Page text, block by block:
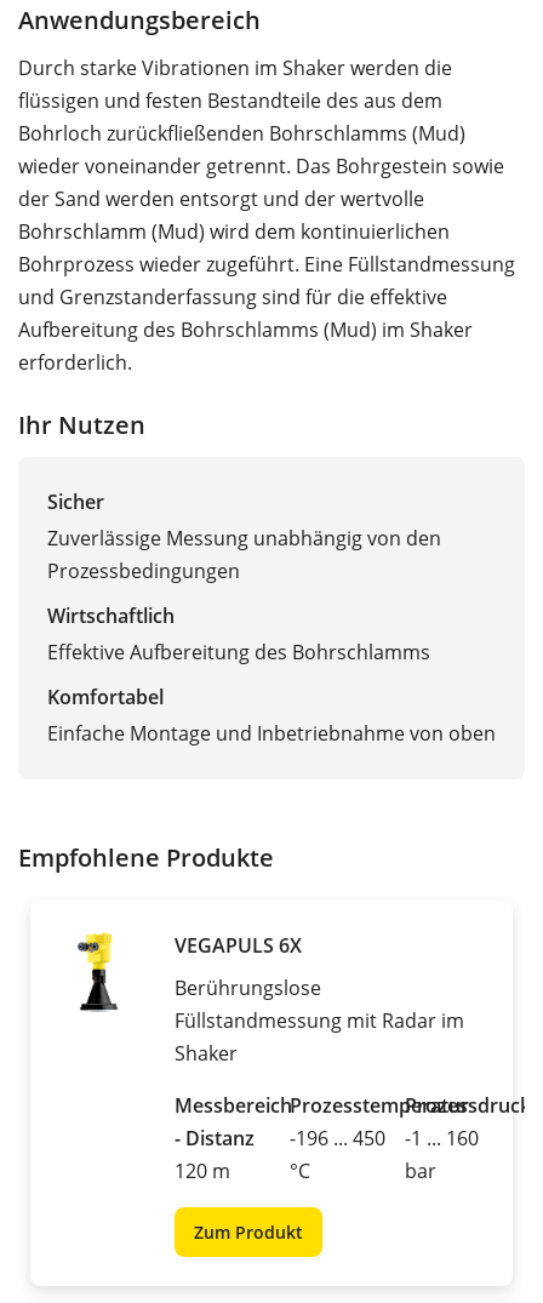
Anwendungsbereich
Durch starke Vibrationen im Shaker werden die
flüssigen und festen Bestandteile des aus dem
Bohrloch zurückfließenden Bohrschlamms (Mud)
wieder voneinander getrennt. Das Bohrgestein sowie
der Sand werden entsorgt und der wertvolle
Bohrschlamm (Mud) wird dem kontinuierlichen
Bohrprozess wieder zugeführt. Eine Füllstandmessung
und Grenzstanderfassung sind für die effektive
Aufbereitung des Bohrschlamms (Mud) im Shaker
erforderlich.
Ihr Nutzen
Sicher
Zuverlässige Messung unabhängig von den
Prozessbedingungen
Wirtschaftlich
Effektive Aufbereitung des Bohrschlamms
Komfortabel
Einfache Montage und Inbetriebnahme von oben
Empfohlene Produkte
VEGAPULS 6X
Berührungslose
Füllstandmessung mit Radar im
Shaker
Messbereich
- Distanz
120 m
Prozesstemperatur
-196 ... 450
°C
Prozessdruck
-1 ... 160
bar
Zum Produkt